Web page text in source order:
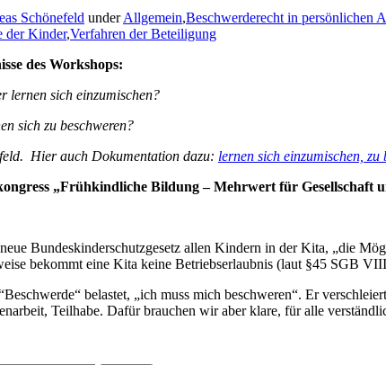
Schönefeld underAllgemein,Beschwerderecht in persönlichen
der Kinder,Verfahren der Beteiligung
des Workshops:
lernen sich einzumischen?
sich zu beschweren?
Hier auch Dokumentation dazu: lernen sich einzumischen, zu
„Frühkindliche Bildung – Mehrwert für Gesellschaft
Bundeskinderschutzgesetz allen Kindern in der Kita, „die
bekommt eine Kita keine Betriebserlaubnis (laut §45 SGB
belastet, „ich muss mich beschweren“. Er
Teilhabe. Dafür brauchen wir aber klare, für alle